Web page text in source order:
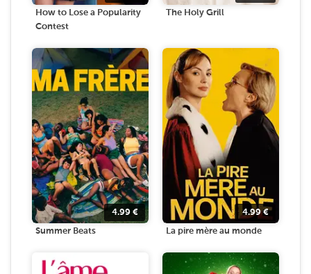
How to Lose a Popularity
Contest
The Holy Grill
4.99 €
Summer Beats
4.99€
La pire mère au monde